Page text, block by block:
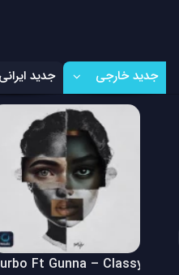
جدید خارجی جدید ایرانی
Ft Gunna – Classy Girl